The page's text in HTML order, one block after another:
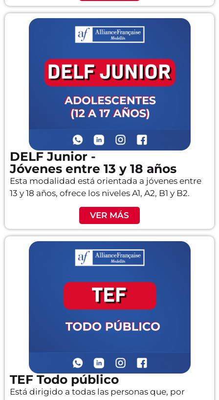
DELF Junior -
Jóvenes entre 13 y 18 años
Esta modalidad está orientada a jóvenes entre
13 y 18 años, ofrece los niveles A1, A2, B1 y B2.
VER MÁS
TEF Todo público
Está dirigido a todas las personas que, por